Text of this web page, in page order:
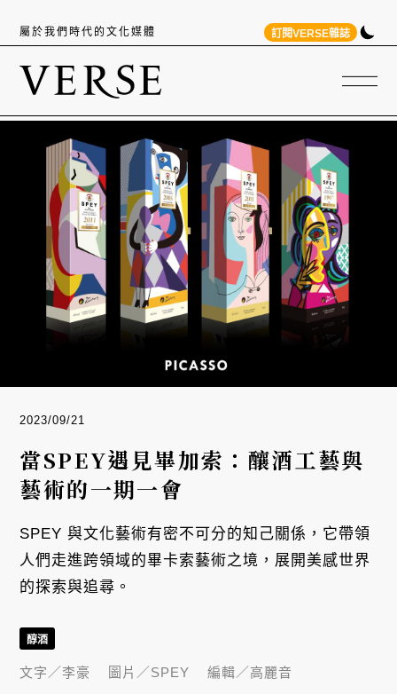
屬於我們時代的文化媒體 訂閱VERSE雜誌
2023/09/21
當SPEY遇見畢加索：釀酒工藝與
藝術的一期一會
SPEY 與文化藝術有密不可分的知己關係，它帶領
人們走進跨領域的畢卡索藝術之境，展開美感世界
的探索與追尋。
醇酒
文字／李豪 圖片／SPEY 編輯／高麗音